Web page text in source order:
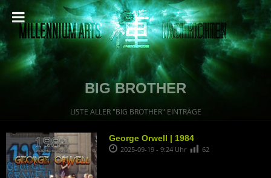
BIG BROTHER
LISTE ALLER "BIG BROTHER" EINTRÄGE
George Orwell | 1984
2025-09-19 - 9:24 Uhr 62